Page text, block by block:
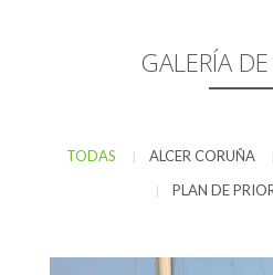
GALERÍA
TODAS | ALCER CORUÑA
| PLAN DE